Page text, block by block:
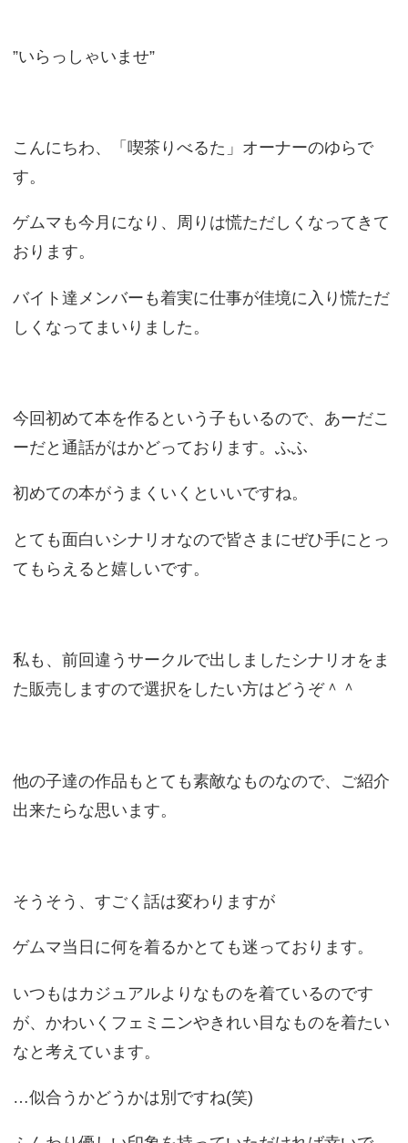
”いらっしゃいませ”
こんにちわ、「喫茶りべるた」オーナーのゆらで
す。
ゲムマも今月になり、周りは慌ただしくなってきて
おります。
バイト達メンバーも着実に仕事が佳境に入り慌ただ
しくなってまいりました。
今回初めて本を作るという子もいるので、あーだこ
ーだと通話がはかどっております。ふふ
初めての本がうまくいくといいですね。
とても面白いシナリオなので皆さまにぜひ手にとっ
てもらえると嬉しいです。
私も、前回違うサークルで出しましたシナリオをま
た販売しますので選択をしたい方はどうぞ＾＾
他の子達の作品もとても素敵なものなので、ご紹介
出来たらな思います。
そうそう、すごく話は変わりますが
ゲムマ当日に何を着るかとても迷っております。
いつもはカジュアルよりなものを着ているのです
が、かわいくフェミニンやきれい目なものを着たい
なと考えています。
…似合うかどうかは別ですね(笑)